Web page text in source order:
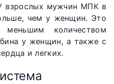
взрослых мужчин МПК в
чем у женщин. Это
количеством
у женщин, а также с
и легких.